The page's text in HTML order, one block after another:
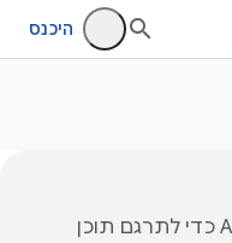
היכנס
‫Google משתמשת בטכנולוגיית AI כדי לתרגם תוכן